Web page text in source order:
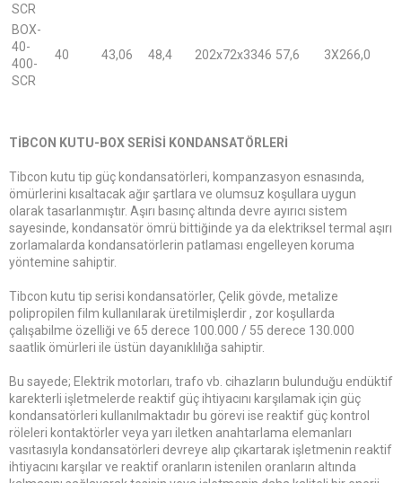
SCR
BOX-
40-
400-
SCR
40 43,06 48,4 202x72x3346 57,6 3X266,0
TİBCON KUTU-BOX SERİSİ KONDANSATÖRLERİ
Tibcon kutu tip güç kondansatörleri, kompanzasyon esnasında,
ömürlerini kısaltacak ağır şartlara ve olumsuz koşullara uygun
olarak tasarlanmıştır. Aşırı basınç altında devre ayırıcı sistem
sayesinde, kondansatör ömrü bittiğinde ya da elektriksel termal aşırı
zorlamalarda kondansatörlerin patlaması engelleyen koruma
yöntemine sahiptir.
Tibcon kutu tip serisi kondansatörler, Çelik gövde, metalize
polipropilen film kullanılarak üretilmişlerdir , zor koşullarda
çalışabilme özelliği ve 65 derece 100.000 / 55 derece 130.000
saatlik ömürleri ile üstün dayanıklılığa sahiptir.
Bu sayede; Elektrik motorları, trafo vb. cihazların bulunduğu endüktif
karekterli işletmelerde reaktif güç ihtiyacını karşılamak için güç
kondansatörleri kullanılmaktadır bu görevi ise reaktif güç kontrol
röleleri kontaktörler veya yarı iletken anahtarlama elemanları
vasıtasıyla kondansatörleri devreye alıp çıkartarak işletmenin reaktif
ihtiyacını karşılar ve reaktif oranların istenilen oranların altında